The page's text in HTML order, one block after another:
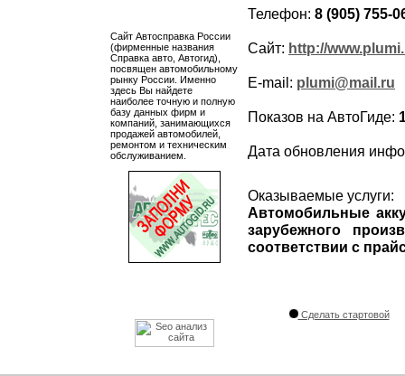
Сайт Автосправка России
(фирменные названия
Справка авто, Автогид),
посвящен автомобильному
рынку России. Именно
здесь Вы найдете
наиболее точную и полную
базу данных фирм и
компаний, занимающихся
продажей автомобилей,
ремонтом и техническим
обслуживанием.
Телефон: 8 (905) 755-
Сайт: http://
E-mail: plumi@mail.ru
Показов на АвтоГиде:
Дата обновления
Оказываемые услуги:
Автомобильные
зарубежного
соответствии с
Сделать стартовой